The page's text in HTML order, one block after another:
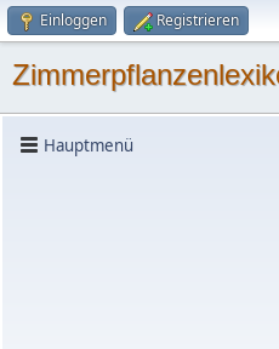
Einloggen Registrieren
Hauptmenü